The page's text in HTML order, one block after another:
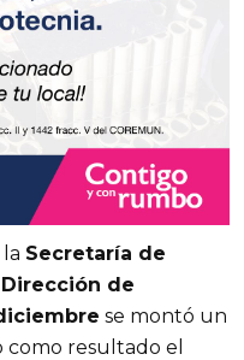
Secretaría de
Dirección de
se montó un
como resultado el